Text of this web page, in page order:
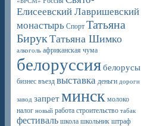
Елисеевский Лавришевский
монастырь Спорт Татьяна
Бирук Татьяна Шимко
алкоголь африканская чума
белоруссиябелорусы
бизнес въезд выставка деньги дороги
завод запретминск молоко
налог новый работа строительство табак
фестиваль школа школьник штраф